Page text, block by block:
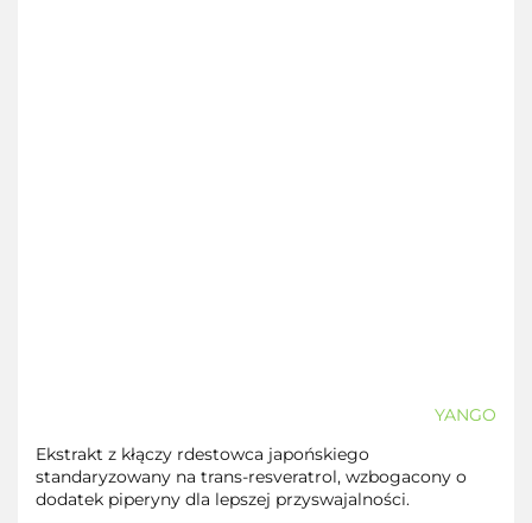
YANGO
Ekstrakt z kłączy rdestowca japońskiego
standaryzowany na trans-resveratrol, wzbogacony o
dodatek piperyny dla lepszej przyswajalności.